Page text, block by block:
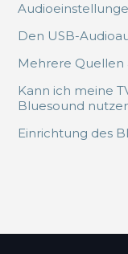
Den USB-
Mehrere Quellen
Kann ich meine
Bluesound
Einrichtung des